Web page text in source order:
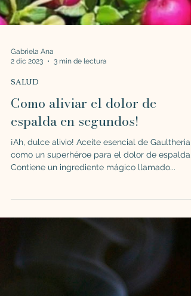
Gabriela Ana
SALUD
Como aliviar el dolor de
espalda en segundos!
¡Ah, dulce alivio! Aceite esencial de Gaultheria